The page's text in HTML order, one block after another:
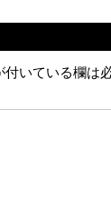
付いている欄は